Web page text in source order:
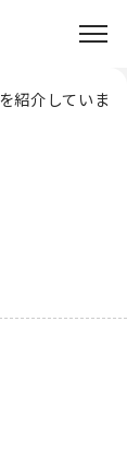
を紹介していま